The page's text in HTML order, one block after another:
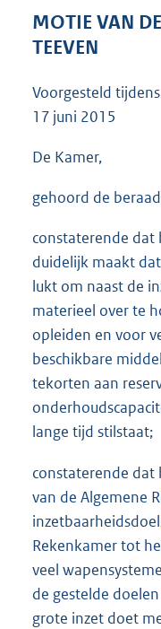
MOTIE VAN
TEEVEN
Voorgesteld
17 juni 2015
De Kamer,
gehoord de
constaterende dat
duidelijk maakt
lukt om naast de
materieel over te
opleiden en voor
beschikbare
tekorten aan
lange tijd stilstaat;
constaterende
van de Algemene
Rekenkamer tot
veel
de gestelde
grote inzet doet